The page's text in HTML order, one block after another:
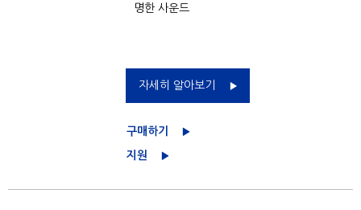
명한 사운드
자세히 알아보기
구매하기
지원